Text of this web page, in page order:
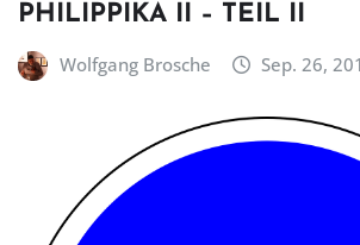
PHILIPPIKA II – TEIL II
Wolfgang Brosche Sep. 26,